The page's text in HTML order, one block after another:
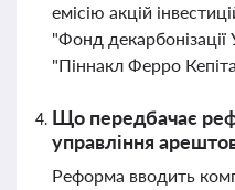
емісію акцій
"Фонд
"Піннакл Ферро
Що передбачає
управління
Реформа вводить